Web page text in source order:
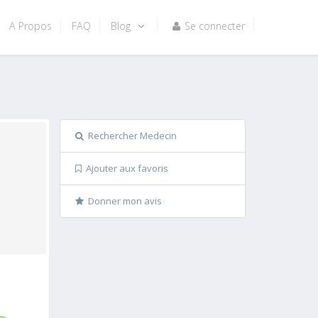
A Propos FAQ Blog Se connecter
Rechercher Medecin
Ajouter aux favoris
Donner mon avis